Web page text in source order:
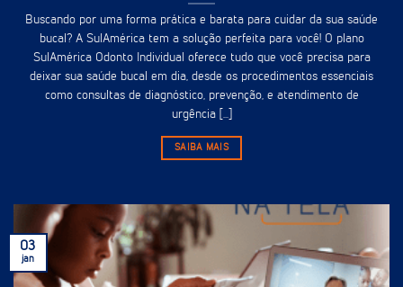
Buscando por uma forma prática e barata para cuidar da sua saúde
bucal? A SulAmérica tem a solução perfeita para você! O plano
SulAmérica Odonto Individual oferece tudo que você precisa para
deixar sua saúde bucal em dia, desde os procedimentos essenciais
como consultas de diagnóstico, prevenção, e atendimento de
urgência [...]
SAIBA MAIS
03
jan